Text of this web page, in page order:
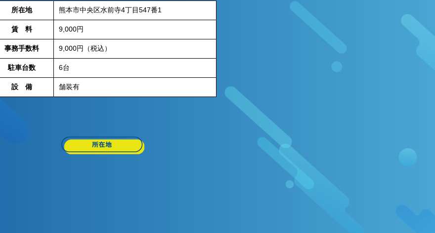
所在地 熊本市中央区水前寺4丁目547番1
賃 料 9,000円
事務手数料 9,000円（税込）
駐車台数 6台
設 備 舗装有